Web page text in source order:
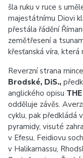
šla ruku v ruce s
majestátnímu Diovi
přestála řádění
zemětřesení a
křesťanská víra,
Reverzní strana
Brodské, DiS.,
anglického opisu
odděluje závěs.
cyklu, pak předkládá
pyramidy, visuté
v Efesu, Feidiovu
v Halikarnassu,